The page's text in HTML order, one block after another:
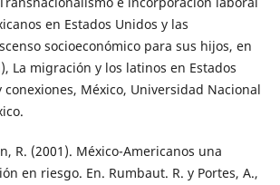
en Estados Unidos y las
socioeconómico para sus hijos, en
La migración y los latinos en Estados
conexiones, México, Universidad Nacional
R. (2001). México-Americanos una
en riesgo. En. Rumbaut. R. y Portes, A.,